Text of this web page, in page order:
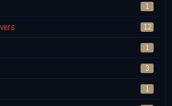
1
12
1
3
1